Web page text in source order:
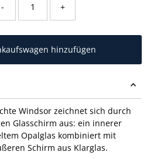
-
+
Windsor zeichnet sich durch
Glasschirm aus: ein innerer
Opalglas kombiniert mit
Schirm aus Klarglas.